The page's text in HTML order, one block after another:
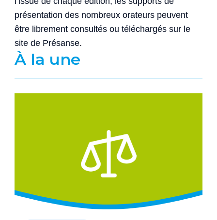
présentation des nombreux orateurs peuvent
être librement consultés ou téléchargés sur le
site de Présanse.
À la une